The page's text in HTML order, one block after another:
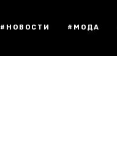
#НОВОСТИ #МОДА